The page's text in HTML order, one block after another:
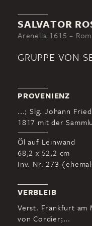
SALVATOR
Arenella 1615 –
GRUPPE VON
PROVENIENZ
...; Slg. Johann
1817 mit der
Öl auf Leinwand
68,2 x 52,2 cm
Inv. Nr. 273
VERBLEIB
Verst. Frankfurt am
von Cordier;...